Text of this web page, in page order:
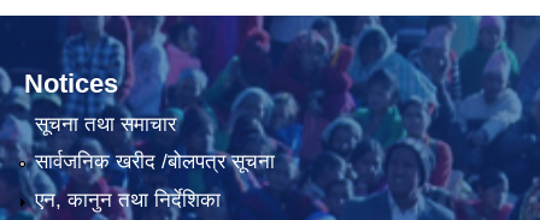
Notices
सूचना तथा समाचार
सार्वजनिक खरीद /बोलपत्र सूचना
एन, कानुन तथा निर्देशिका